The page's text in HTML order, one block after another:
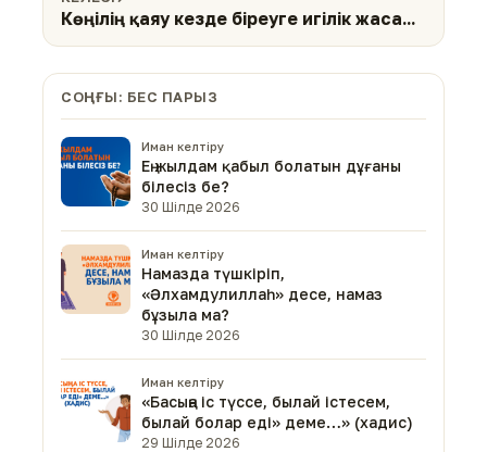
Көңілің қаяу кезде біреуге игілік жаса...
СОҢҒЫ: БЕС ПАРЫЗ
Иман келтіру
Ең жылдам қабыл болатын дұғаны
білесіз бе?
30 Шілде 2026
Иман келтіру
Намазда түшкіріп,
«Әлхамдулиллаһ» десе, намаз
бұзыла ма?
30 Шілде 2026
Иман келтіру
«Басыңа іс түссе, былай істесем,
былай болар еді» деме…» (хадис)
29 Шілде 2026